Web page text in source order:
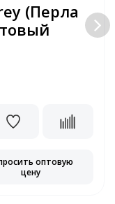
(Перла
оптовую
цену